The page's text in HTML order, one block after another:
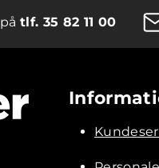
påtlf. 35 82 11 00